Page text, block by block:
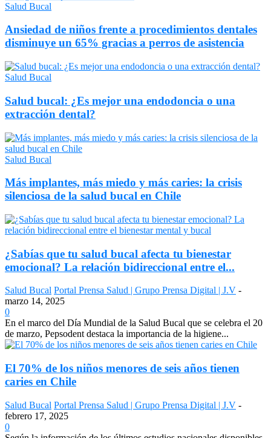
Salud Bucal
Ansiedad de niños frente a procedimientos dentales
disminuye un 65% gracias a perros de asistencia
Salud Bucal
Salud bucal: ¿Es mejor una endodoncia o una
extracción dental?
Salud Bucal
Más implantes, más miedo y más caries: la crisis
silenciosa de la salud bucal en Chile
¿Sabías que tu salud bucal afecta tu bienestar
emocional? La relación bidireccional entre el...
Salud Bucal Portal Prensa Salud | Grupo Prensa Digital | J.V -
marzo 14, 2025
0
En el marco del Día Mundial de la Salud Bucal que se celebra el 20
de marzo, Pepsodent destaca la importancia de la higiene...
El 70% de los niños menores de seis años tienen
caries en Chile
Salud Bucal Portal Prensa Salud | Grupo Prensa Digital | J.V -
febrero 17, 2025
0